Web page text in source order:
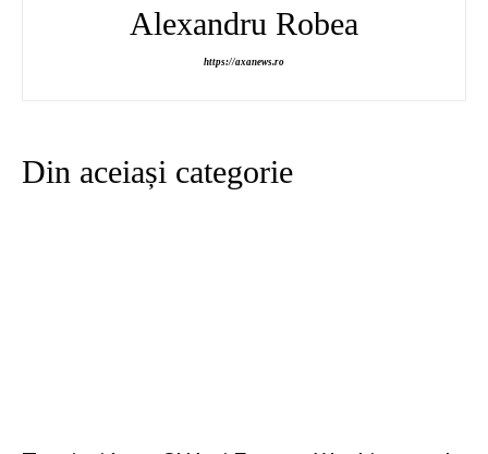
Alexandru Robea
https://axanews.ro
Din aceiași categorie